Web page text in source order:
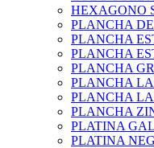
HEXAGONO
PLANCHA
PLANCHA
PLANCHA
PLANCHA
PLANCHA
PLANCHA
PLANCHA
PLATINA
PLATINA